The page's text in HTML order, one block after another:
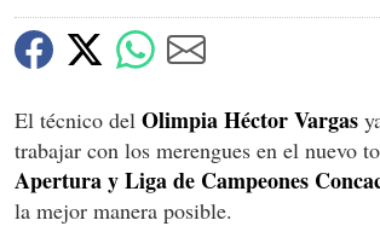
El técnico del Olimpia Héctor Vargas
trabajar con los merengues en el nuevo
Apertura y Liga de Campeones
la mejor manera posible.